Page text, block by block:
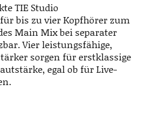
TIE Studio
bis zu vier Kopfhörer zum
Main Mix bei separater
Vier leistungsfähige,
sorgen für erstklassige
egal ob für Live-